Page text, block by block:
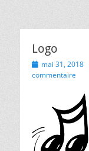
Logo
P
o
o
n
mai 31, 2018
commentaire